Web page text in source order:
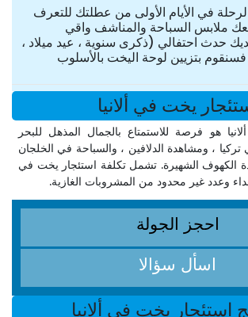
في الأيام الأولى من عطلتك للتعرف
ملابس السباحة والمناشف واقي
حدث احتفالي (ذكرى سنوية ، عيد ميلاد ،
بتزيين لوحة اليخت بالأسلوب
يخت في ألانيا
هو فرصة للاستمتاع بالجمال المذهل للبحر
، ومشاهدة الدلافين ، والسباحة في الخلجان
الكهوف الشهيرة. تشمل تكلفة استئجار يخت في
وعدد غير محدود من المشروبات الغازية.
احجز الجولة
اسأل سؤالا
استئجار يخت في ألانيا